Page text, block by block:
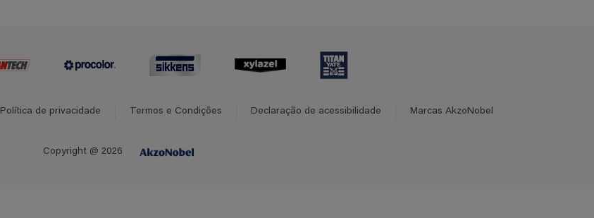
Política de privacidade Termos e Condições Declaração de acessibilidade Marcas AkzoNobel
Copyright @ 2026